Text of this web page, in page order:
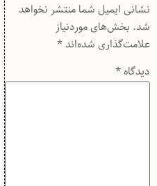
نشانی ایمیل شما منتشر نخواهد
شد. بخش‌های موردنیاز
علامت‌گذاری شده‌اند*
دیدگاه*